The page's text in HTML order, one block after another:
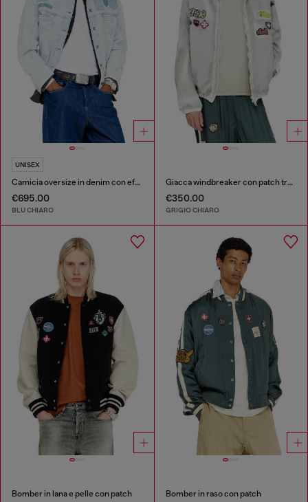
UNISEX
Camicia oversize in denim con effetti patch
€695.00
BLU CHIARO
Giacca windbreaker con patch trompe l’oeil
€350.00
GRIGIO CHIARO
Bomber in lana e pelle con patch Bomber in raso con patch